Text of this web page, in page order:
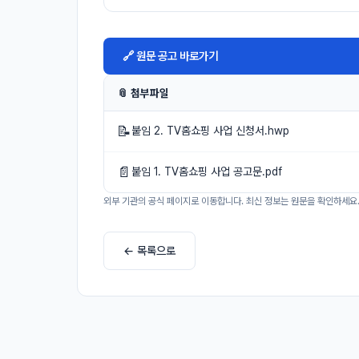
🔗 원문 공고 바로가기
📎 첨부파일
📝붙임 2. TV홈쇼핑 사업 신청서.hwp
📄 붙임 1. TV홈쇼핑 사업 공고문.pdf
외부 기관의 공식 페이지로 이동합니다. 최신 정보는 원문을 확인하세요.
← 목록으로